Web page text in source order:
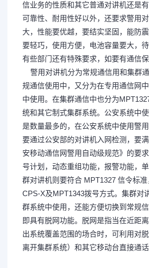
信业务的性质和其它普通对讲机还是
可靠性、耐用性好以外，还要求警用
大，性能要优越，要结实坚固，能防
要轻巧，使用方便，电池容量要大，待
有些部门还有特殊要求，如要有通信保
警用对讲机分为常规通信用和集群
规通信使用中，又分为在专用通信网
中使用。在集群通信中也分为
统和其它制式集群系统。公安系统中
是数量最多的，在公安系统中使用警
要通过公安部的对讲机入网检测，要
安移动通信网警用自动级规范》的要
号计划，动态重组功能，报警功能，
群对讲机则要符合 MPT1327 信令标
CPS-X及MPT1343拨号方式。集群对
群系统中使用，还能方便切换到常规信
即具有脱网功能。脱网是指当在近距
出系统覆盖范围的场合时，可利用对
离开集群系统）和其它移动台直接通话